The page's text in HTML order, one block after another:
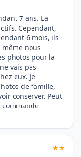
7 ans. La
Cependant,
6 mois, ils
même nous
photos pour la
vais pas
eux. Je
de famille,
conserver. Peut
★★